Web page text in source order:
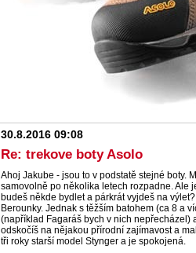
30.8.2016 09:08
Re: trekove boty Asolo
Ahoj Jakube - jsou to v podstatě stejné boty.
samovolně po několika letech rozpadne. Ale
budeš někde bydlet a párkrát vyjdeš na
Berounky. Jednak s těžším batohem (ca 8 a
(například Fagaráš bych v nich nepřecházel)
odskočíš na nějakou přírodní zajímavost a
tři roky starší model Stynger a je spokojená.